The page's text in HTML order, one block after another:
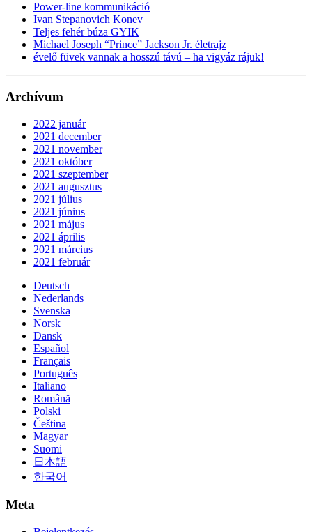
Power-line kommunikáció
Ivan Stepanovich Konev
Teljes fehér búza GYIK
Michael Joseph “Prince” Jackson Jr. életrajz
évelő füvek vannak a hosszú távú – ha vigyáz rájuk!
Archívum
2022 január
2021 december
2021 november
2021 október
2021 szeptember
2021 augusztus
2021 július
2021 június
2021 május
2021 április
2021 március
2021 február
Deutsch
Nederlands
Svenska
Norsk
Dansk
Español
Français
Português
Italiano
Română
Polski
Čeština
Magyar
Suomi
日本語
한국어
Meta